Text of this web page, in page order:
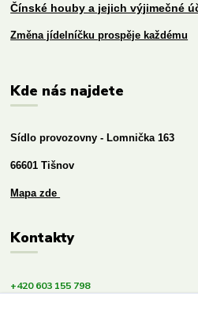
Čínské houby a jejich výjimečné
Změna jídelníčku prospěje každému
Kde nás najdete
Sídlo provozovny - Lomnička 163
66601 Tišnov
Mapa zde
Kontakty
+420 603 155 798